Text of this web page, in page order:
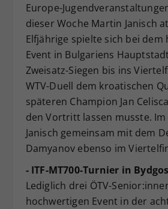
Europe-
dieser Woche Martin Janisch
Elfjährige spielte sich bei dem
Event in Bulgariens
Zweisatz-Siegen bis ins
WTV-Duell dem kroatischen
späteren Champion Jan
den Vortritt lassen musste.
Janisch gemeinsam mit dem
Damyanov ebenso im
- ITF-MT700-Turnier in
Lediglich drei ÖTV-
hochwertigen Event in der